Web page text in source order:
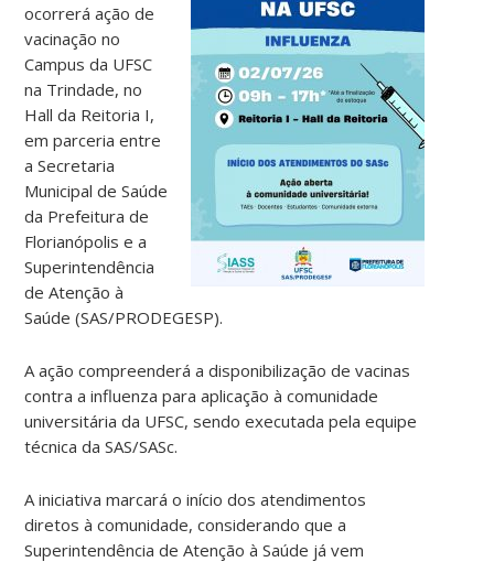
ocorrerá ação de
vacinação no
Campus da UFSC
na Trindade, no
Hall da Reitoria I,
em parceria entre
a Secretaria
Municipal de Saúde
da Prefeitura de
Florianópolis e a
Superintendência
de Atenção à
Saúde (SAS/PRODEGESP).
A ação compreenderá a disponibilização de vacinas
contra a influenza para aplicação à comunidade
universitária da UFSC, sendo executada pela equipe
técnica da SAS/SASc.
A iniciativa marcará o início dos atendimentos
diretos à comunidade, considerando que a
Superintendência de Atenção à Saúde já vem